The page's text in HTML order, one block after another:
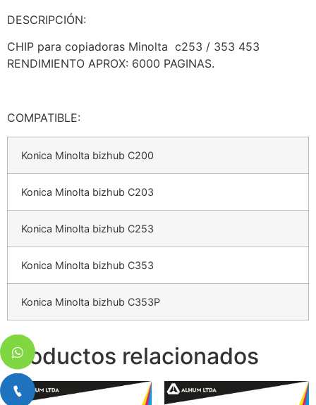
DESCRIPCIÓN:
CHIP para copiadoras Minolta c253 / 353 453
RENDIMIENTO APROX: 6000 PAGINAS.
COMPATIBLE:
Konica Minolta bizhub C200
Konica Minolta bizhub C203
Konica Minolta bizhub C253
Konica Minolta bizhub C353
Konica Minolta bizhub C353P
Productos relacionados